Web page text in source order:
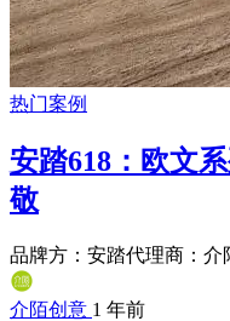
热门案例
安踏618：欧文
敬
品牌方：安踏代理商：
介陌创意 1 年前